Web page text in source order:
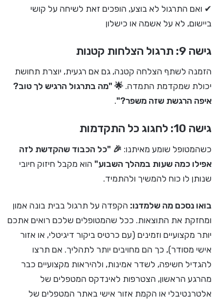
✔ ואם התרגול לא בוצע, הופכים זאת לשיחה על קושי
ביישום, לא על אשמה או כישלון
גישה 9: תרגול הצלחות קטנות
הזמנה לשתף הצלחה קטנה, גם אם רגעית, יוצרת תחושת
יכולת שמקדמת התמדה. 🌟 "מה בתרגול הרגיש לך טוב?
איפה הרגשת שזה משפר?".
גישה 10: לחגוג כל התקדמות
כשהמטופל שומע מאיתנו: 🎉 "כל הכבוד שהקדשת לזה
אפילו כמה שעות במהלך השבוע" הוא מקבל חיזוק חיובי
שנותן לו כוח להמשיך ולהתמיד.
בואו נסכם מה שלמדנו: הקפדה על תרגול בבית בונה אמון
ומחזקת את התוצאות. ככל שהמטופלים שלכם רואים אתכם
יותר מקצועיים וזמינים (עם כרטיס ביקור דיגיטלי, או אזור
אישי מסודר), כך הם מחויבים יותר לתהליך. אם תרצו
להגדיל חשיפה, לשדר אמינות, ולהיראות מקצועיים כבר
מהרגע הראשון, הצטרפות לאינדקס המטפלים של
אלטרנטיבלי או הקמת אזור אישי באתר המטפלים של